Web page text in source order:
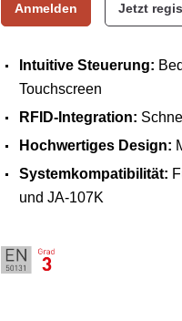
Anmelden Jetzt
Intuitive Steuerung:
Touchscreen
RFID-Integration:
Hochwertiges Design:
Systemkompatibilität:
und JA-107K